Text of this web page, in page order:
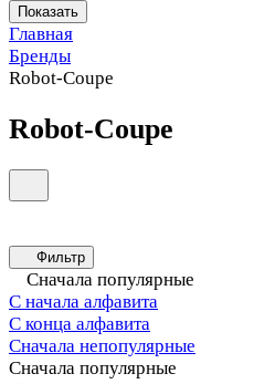
Показать
Главная
Бренды
Robot-Coupe
Robot-Coupe
Фильтр
Сначала популярные
С начала алфавита
С конца алфавита
Сначала непопулярные
Сначала популярные